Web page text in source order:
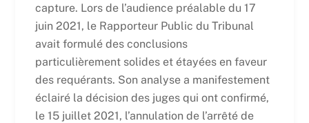
capture. Lors de l’audience préalable du 17
juin 2021, le Rapporteur Public du Tribunal
avait formulé des conclusions
particulièrement solides et étayées en faveur
des requérants. Son analyse a manifestement
éclairé la décision des juges qui ont confirmé,
le 15 juillet 2021, l’annulation de l’arrêté de